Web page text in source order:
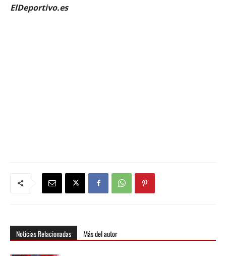
ElDeportivo.es
Noticias Relacionadas Más del autor